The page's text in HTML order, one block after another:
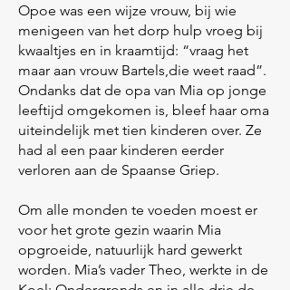
Opoe was een wijze vrouw, bij wie
menigeen van het dorp hulp vroeg bij
kwaaltjes en in kraamtijd: “vraag het
maar aan vrouw Bartels,die weet raad”.
Ondanks dat de opa van Mia op jonge
leeftijd omgekomen is, bleef haar oma
uiteindelijk met tien kinderen over. Ze
had al een paar kinderen eerder
verloren aan de Spaanse Griep.
Om alle monden te voeden moest er
voor het grote gezin waarin Mia
opgroeide, natuurlijk hard gewerkt
worden. Mia’s vader Theo, werkte in de